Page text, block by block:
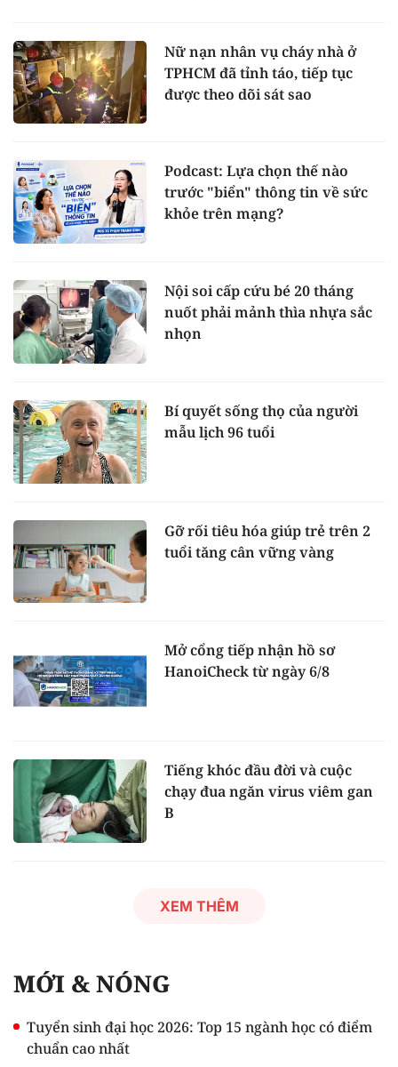
Nữ nạn nhân vụ cháy nhà ở
TPHCM đã tỉnh táo, tiếp tục
được theo dõi sát sao
Podcast: Lựa chọn thế nào
trước "biển" thông tin về sức
khỏe trên mạng?
Nội soi cấp cứu bé 20 tháng
nuốt phải mảnh thìa nhựa sắc
nhọn
Bí quyết sống thọ của người
mẫu lịch 96 tuổi
Gỡ rối tiêu hóa giúp trẻ trên 2
tuổi tăng cân vững vàng
Mở cổng tiếp nhận hồ sơ
HanoiCheck từ ngày 6/8
Tiếng khóc đầu đời và cuộc
chạy đua ngăn virus viêm gan
B
XEM THÊM
MỚI & NÓNG
Tuyển sinh đại học 2026: Top 15 ngành học có điểm
chuẩn cao nhất